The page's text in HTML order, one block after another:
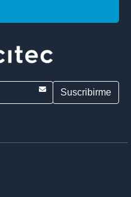
E-mail